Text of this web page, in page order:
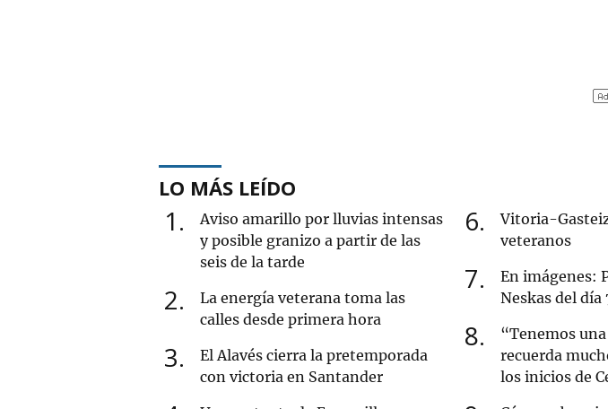
LO MÁS LEÍDO
1
Aviso amarillo por lluvias intensas
y posible granizo a partir de las
seis de la tarde
2
La energía veterana toma las
calles desde primera hora
3
El Alavés cierra la pretemporada
con victoria en Santander
6
Vitoria-
veteranos
7
En imágenes:
Neskas del día
8
“Tenemos
recuerda
los inicios de